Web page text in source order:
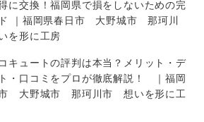
に交換！福岡県で損をしないための完
｜福岡県春日市 大野城市 那珂川
を形に工房
キュートの評判は本当？メリット・デ
・口コミをプロが徹底解説！ ｜福岡
大野城市 那珂川市 想いを形に工